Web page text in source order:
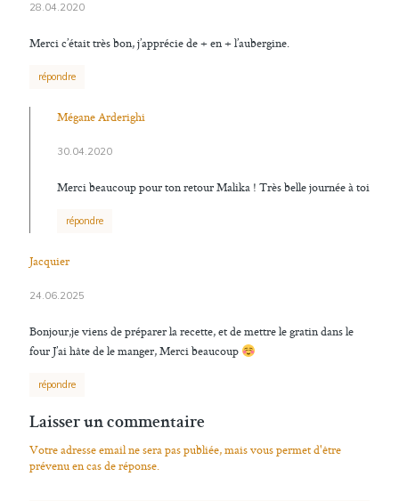
28.04.2020
Merci c’était très bon, j’apprécie de + en + l’aubergine.
répondre
Mégane Arderighi
30.04.2020
Merci beaucoup pour ton retour Malika ! Très belle journée à toi
répondre
Jacquier
24.06.2025
Bonjour,je viens de préparer la recette, et de mettre le gratin dans le
four J’ai hâte de le manger, Merci beaucoup
répondre
Laisser un commentaire
Votre adresse email ne sera pas publiée, mais vous permet d'être
prévenu en cas de réponse.